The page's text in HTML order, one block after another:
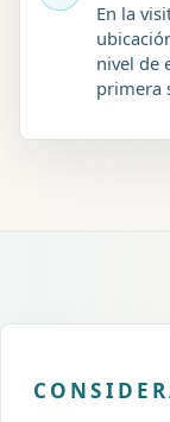
En la
nivel de
primera